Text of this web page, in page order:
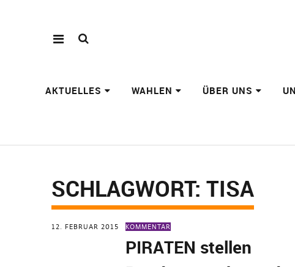
AKTUELLES WAHLEN ÜBER UNS
SCHLAGWORT: TISA
12. FEBRUAR 2015 KOMMENTAR
PIRATEN stellen